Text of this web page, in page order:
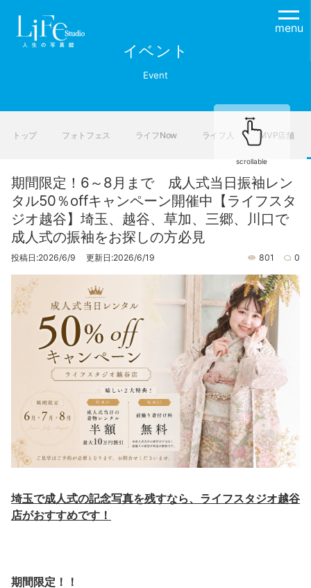
menu
イベント
Event
トップ フォトフェス ライフNow ライフ人 MVP店舗
期間限定！6～8月まで 成人式当日振袖レン
タル50％offキャンペーン開催中【ライフスタ
ジオ越谷】埼玉、越谷、草加、三郷、川口で
成人式の振袖をお探しの方必見
投稿日:2026/6/9 更新日:2026/6/19 801 0
埼玉で成人式の記念写真を残すなら、ライフスタジオ越谷
店がおすすめです！
期間限定！！